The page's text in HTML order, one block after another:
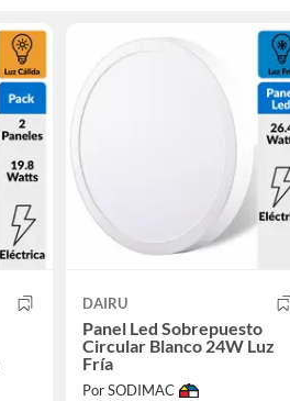
DAIRU
Panel Led Sobrepuesto
Circular Blanco 24W Luz
Fría
Por SODIMAC